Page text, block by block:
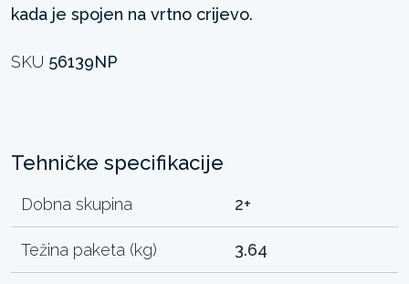
kada je spojen na vrtno crijevo.
SKU 56139NP
Tehničke specifikacije
Dobna skupina 2+
Težina paketa (kg) 3.64